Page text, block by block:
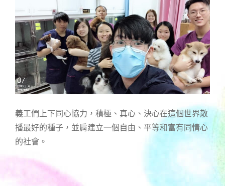
義工們上下同心協力，積極、真心、決心在這個世界散
播最好的種子，並肩建立一個自由、平等和富有同情心
的社會。